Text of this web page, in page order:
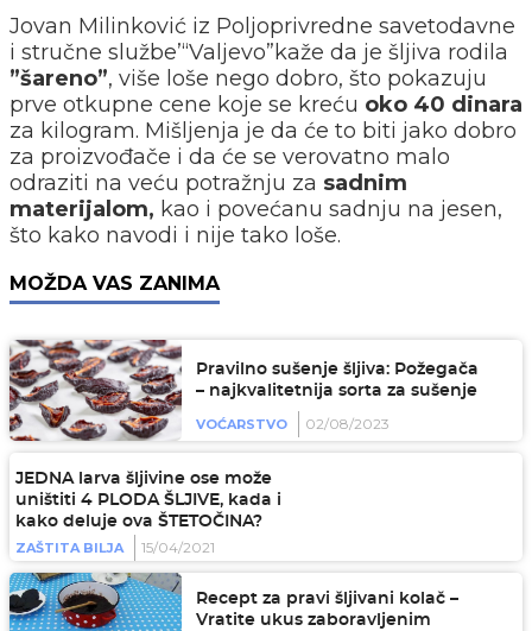
Jovan Milinković iz Poljoprivredne savetodavne
i stručne službe’“Valjevo”kaže da je šljiva rodila
”šareno”, više loše nego dobro, što pokazuju
prve otkupne cene koje se kreću oko 40 dinara
za kilogram. Mišljenja je da će to biti jako dobro
za proizvođače i da će se verovatno malo
odraziti na veću potražnju za sadnim
materijalom, kao i povećanu sadnju na jesen,
što kako navodi i nije tako loše.
MOŽDA VAS ZANIMA
Pravilno sušenje šljiva: Požegača
– najkvalitetnija sorta za sušenje
VOĆARSTVO 02/08/2023
JEDNA larva šljivine ose može
uništiti 4 PLODA ŠLJIVE, kada i
kako deluje ova ŠTETOČINA?
ZAŠTITA BILJA
15/04/2021
Recept za pravi šljivani kolač –
Vratite ukus zaboravljenim